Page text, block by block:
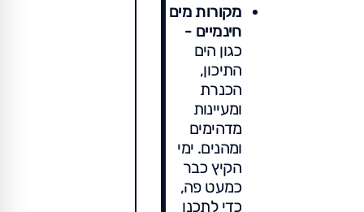
מקורות מים
חינמיים -
כגון הים
התיכון,
הכנרת
ומעיינות
מדהימים
ומהנים. ימי
הקיץ כבר
כמעט פה,
כדי לתכנן